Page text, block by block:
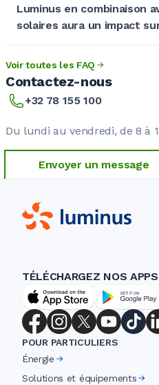
Luminus en combinaison
solaires aura un impact
Voir toutes les FAQ
Contactez-nous
+32 78 155 100
Du lundi au vendredi, de 8 à
Envoyer un message
TÉLÉCHARGEZ NOS APPS
POUR PARTICULIERS
Énergie
Solutions et équipements